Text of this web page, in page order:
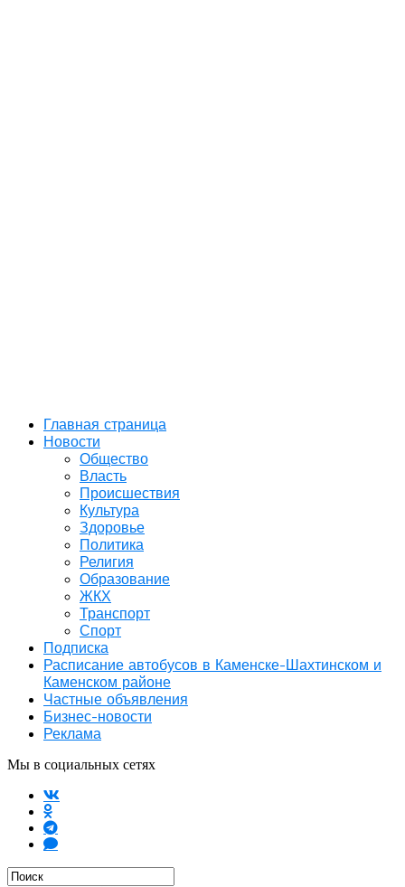
Главная страница
Новости
Общество
Власть
Происшествия
Культура
Здоровье
Политика
Религия
Образование
ЖКХ
Транспорт
Спорт
Подписка
Расписание автобусов в Каменске-Шахтинском и
Каменском районе
Частные объявления
Бизнес-новости
Реклама
Мы в социальных сетях